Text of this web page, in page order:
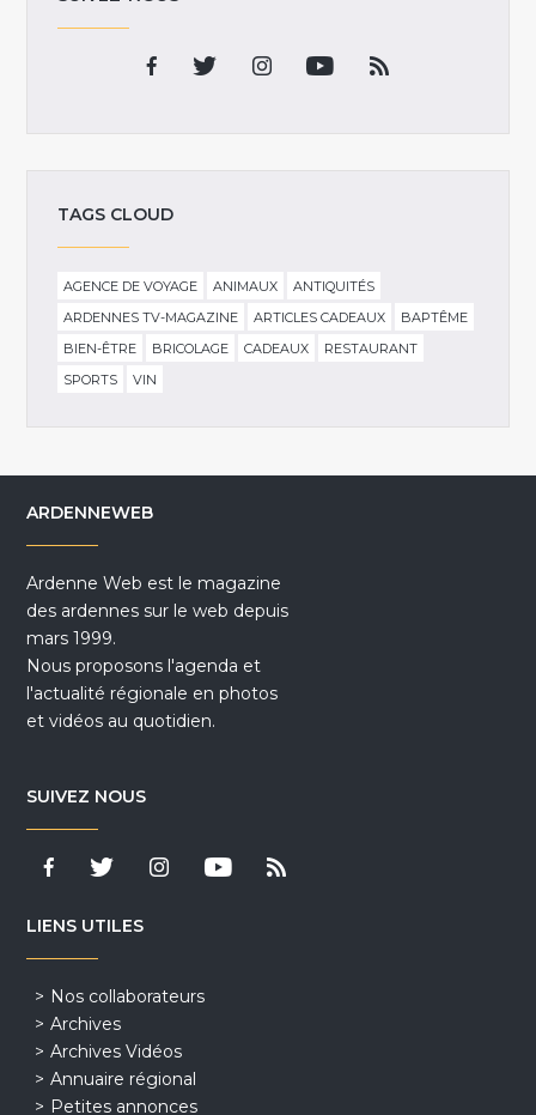
TAGS CLOUD
AGENCE DE VOYAGE ANIMAUX
ANTIQUITÉS
ARDENNES TV-MAGAZINE
ARTICLES CADEAUX
BAPTÊME
BIEN-ÊTRE
BRICOLAGE CADEAUX
RESTAURANT
SPORTS
VIN
ARDENNEWEB
Ardenne Web est le magazine
des ardennes sur le web depuis
mars 1999.
Nous proposons l'agenda et
l'actualité régionale en photos
et vidéos au quotidien.
SUIVEZ NOUS
LIENS UTILES
Nos collaborateurs
Archives
Archives Vidéos
Annuaire régional
Petites annonces